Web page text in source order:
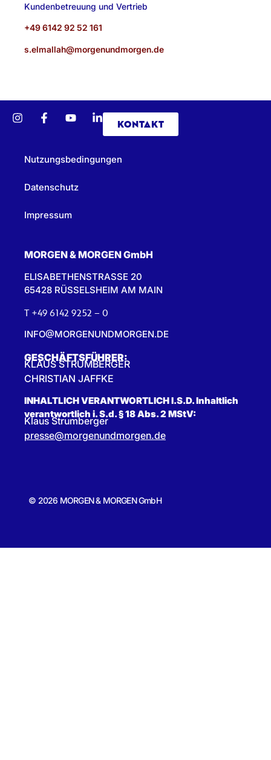
Kundenbetreuung und Vertrieb
+49 6142 92 52 161
s.elmallah@morgenundmorgen.de
KONTAKT
Nutzungsbedingungen
Datenschutz
Impressum
MORGEN & MORGEN GmbH
ELISABETHENSTRASSE 20
65428 RÜSSELSHEIM AM MAIN
T +49 6142 9252 – 0
INFO@MORGENUNDMORGEN.DE
GESCHÄFTSFÜHRER:
KLAUS STRUMBERGER
CHRISTIAN JAFFKE
INHALTLICH VERANTWORTLICH I.S.D. Inhaltlich
verantwortlich i. S.d. § 18 Abs. 2 MStV:
Klaus Strumberger
presse@morgenundmorgen.de
© 2026 MORGEN & MORGEN GmbH